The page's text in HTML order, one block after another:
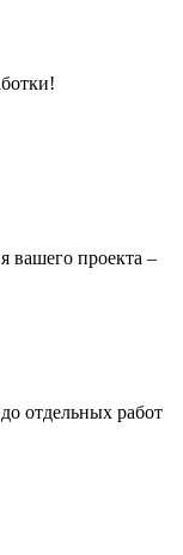
вашего проекта –
отдельных работ